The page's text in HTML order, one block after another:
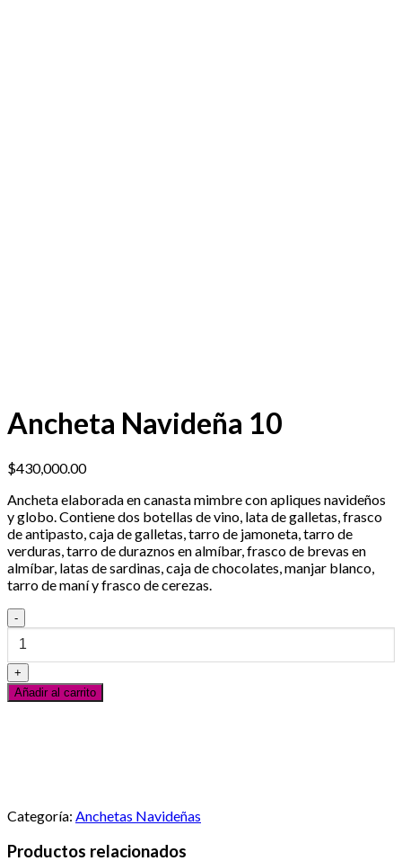
Ancheta Navideña 10
$430,000.00
Ancheta elaborada en canasta mimbre con apliques navideños
y globo. Contiene dos botellas de vino, lata de galletas, frasco
de antipasto, caja de galletas, tarro de jamoneta, tarro de
verduras, tarro de duraznos en almíbar, frasco de brevas en
almíbar, latas de sardinas, caja de chocolates, manjar blanco,
tarro de maní y frasco de cerezas.
Ancheta
Navideña
10
cantidad
Añadir al carrito
Categoría: Anchetas Navideñas
Productos relacionados